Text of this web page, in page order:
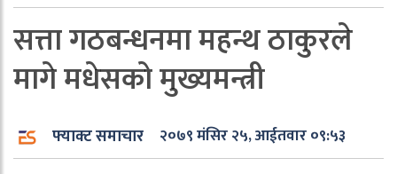
सत्ता गठबन्धनमा महन्थ ठाकुरले
मागे मधेसको मुख्यमन्त्री
फ्याक्ट समाचार २०७९ मंसिर २५, आईतवार ०९:५३